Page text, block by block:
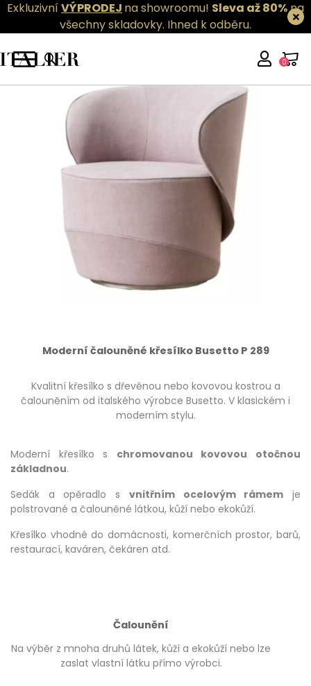
ExkluzivníVÝPRODEJ na showroomu! Sleva až 80%na
všechny skladovky. Ihned k odběru.
0
Moderní čalouněné křesílko Busetto P 289
Kvalitní křesílko s dřevěnou nebo kovovou kostrou a
čalouněním od italského výrobce Busetto. V klasickém i
moderním stylu.
Moderní křesílko s chromovanou kovovou otočnou
základnou.
Sedák a opěradlo s vnitřním ocelovým rámem je
polstrované a čalouněné látkou, kůží nebo ekokůží.
Křesílko vhodné do domácnosti, komerčních prostor, barů,
restaurací, kaváren, čekáren atd.
Čalounění
Na výběr z mnoha druhů látek, kůží a ekokůží nebo lze
zaslat vlastní látku přímo výrobci.